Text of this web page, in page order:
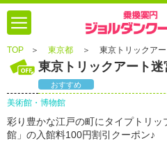
TOP ＞ 東京都 ＞ 東京トリックア
東京トリックアート迷
おすすめ
美術館・博物館
彩り豊かな江戸の町にタイプトリ
館」の入館料100円割引クーポン♪